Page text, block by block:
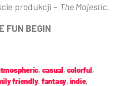
produkcji – The Majestic.
FUN BEGIN
, casual, colorful,
friendly, fantasy, indie,